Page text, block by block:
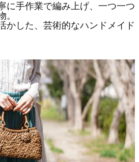
に手作業で編み上げ、一つ一つ
。
かした、芸術的なハンドメイド